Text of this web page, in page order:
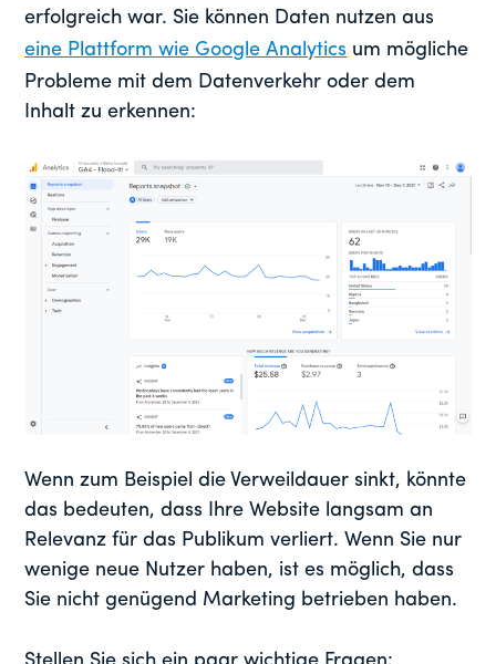
erfolgreich war. Sie können Daten nutzen aus
eine Plattform wie Google Analytics um mögliche
Probleme mit dem Datenverkehr oder dem
Inhalt zu erkennen:
Wenn zum Beispiel die Verweildauer sinkt, könnte
das bedeuten, dass Ihre Website langsam an
Relevanz für das Publikum verliert. Wenn Sie nur
wenige neue Nutzer haben, ist es möglich, dass
Sie nicht genügend Marketing betrieben haben.